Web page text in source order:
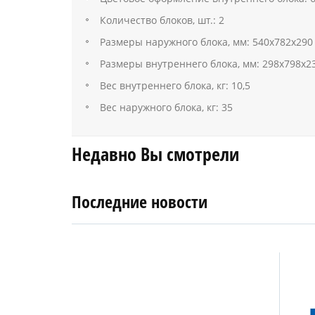
Количество блоков, шт.: 2
Размеры наружного блока, мм: 540х782х290
Размеры внутреннего блока, мм:
Вес внутреннего блока, кг: 10,5
Вес наружного блока, кг: 35
Недавно Вы смотрели
Последние новости